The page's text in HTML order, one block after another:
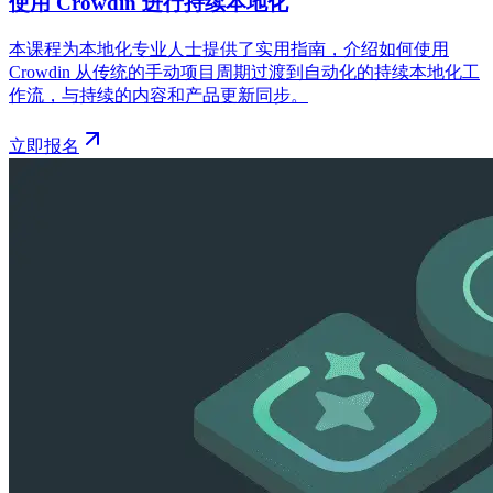
本课程为本地化专业人士提供了实用指南，介绍如何使用
Crowdin 从传统的手动项目周期过渡到自动化的持续本地化工
作流，与持续的内容和产品更新同步。
立即报名